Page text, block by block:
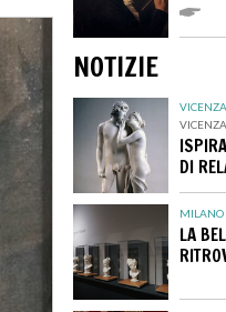
NOTIZIE
DI
MILANO
LA